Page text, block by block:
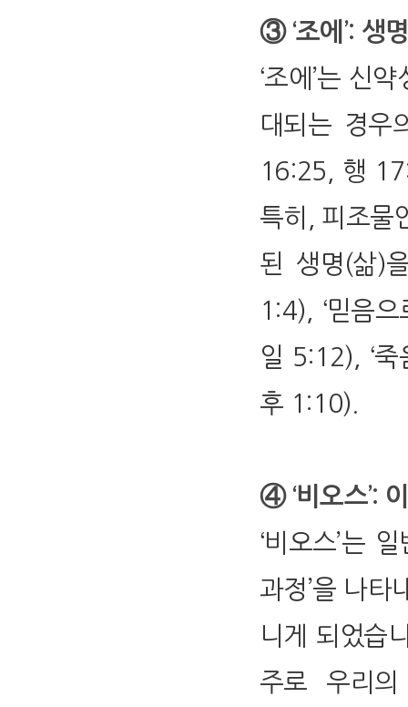
③ ‘조에’: 생
‘조에’는 신
대되는 경우
16:25, 행
특히, 피조물
된 생명(삶)
1:4), ‘믿음
일 5:12), ‘죽
후 1:10).
④ ‘비오스’:
‘비오스’는
과정’을 나타
니게 되었습
주로 우리